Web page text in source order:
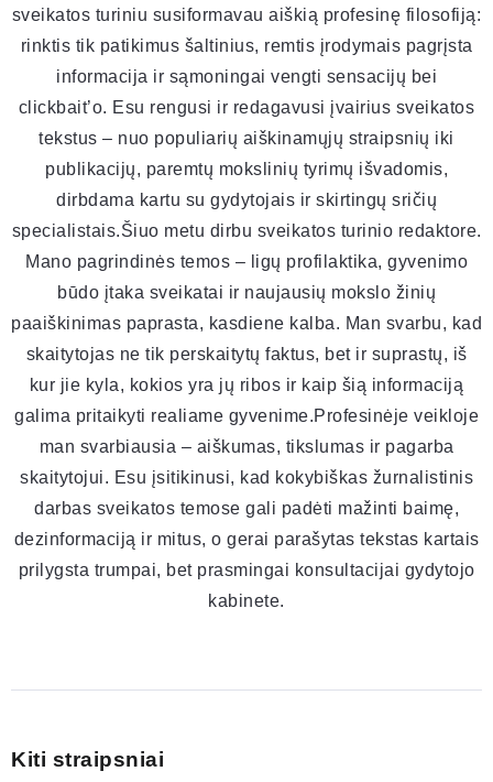
sveikatos turiniu susiformavau aiškią profesinę filosofiją:
rinktis tik patikimus šaltinius, remtis įrodymais pagrįsta
informacija ir sąmoningai vengti sensacijų bei
clickbait’o. Esu rengusi ir redagavusi įvairius sveikatos
tekstus – nuo populiarių aiškinamųjų straipsnių iki
publikacijų, paremtų mokslinių tyrimų išvadomis,
dirbdama kartu su gydytojais ir skirtingų sričių
specialistais.Šiuo metu dirbu sveikatos turinio redaktore.
Mano pagrindinės temos – ligų profilaktika, gyvenimo
būdo įtaka sveikatai ir naujausių mokslo žinių
paaiškinimas paprasta, kasdiene kalba. Man svarbu, kad
skaitytojas ne tik perskaitytų faktus, bet ir suprastų, iš
kur jie kyla, kokios yra jų ribos ir kaip šią informaciją
galima pritaikyti realiame gyvenime.Profesinėje veikloje
man svarbiausia – aiškumas, tikslumas ir pagarba
skaitytojui. Esu įsitikinusi, kad kokybiškas žurnalistinis
darbas sveikatos temose gali padėti mažinti baimę,
dezinformaciją ir mitus, o gerai parašytas tekstas kartais
prilygsta trumpai, bet prasmingai konsultacijai gydytojo
kabinete.
Kiti straipsniai